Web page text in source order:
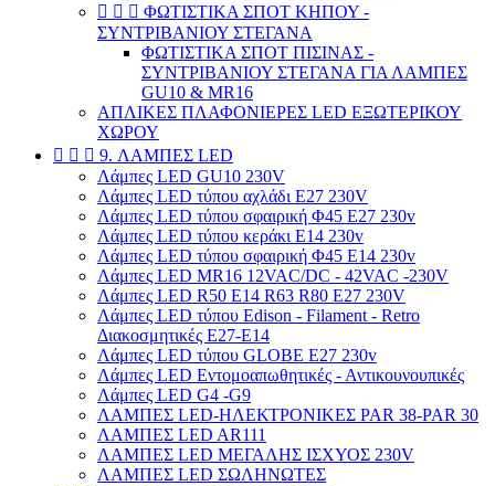
   ΦΩΤΙΣΤΙΚΑ ΣΠΟΤ ΚΗΠΟΥ -
ΣΥΝΤΡΙΒΑΝΙΟΥ ΣΤΕΓΑΝΑ
ΦΩΤΙΣΤΙΚΑ ΣΠΟΤ ΠΙΣΙΝΑΣ -
ΣΥΝΤΡΙΒΑΝΙΟΥ ΣΤΕΓΑΝΑ ΓΙΑ ΛΑΜΠΕΣ
GU10 & MR16
ΑΠΛΙΚΕΣ ΠΛΑΦΟΝΙΕΡΕΣ LED ΕΞΩΤΕΡΙΚΟΥ
ΧΩΡΟΥ
   9. ΛΑΜΠΕΣ LED
Λάμπες LED GU10 230V
Λάμπες LED τύπου αχλάδι E27 230V
Λάμπες LED τύπου σφαιρική Φ45 E27 230v
Λάμπες LED τύπου κεράκι E14 230v
Λάμπες LED τύπου σφαιρική Φ45 E14 230v
Λάμπες LED MR16 12VAC/DC - 42VAC -230V
Λάμπες LED R50 Ε14 R63 R80 E27 230V
Λάμπες LED τύπου Edison - Filament - Retro
Διακοσμητικές E27-E14
Λάμπες LED τύπου GLOBE E27 230v
Λάμπες LED Εντομοαπωθητικές - Αντικουνουπικές
Λάμπες LED G4 -G9
ΛΑΜΠΕΣ LED-ΗΛΕΚΤΡΟΝΙΚΕΣ PAR 38-PAR 30
ΛΑΜΠΕΣ LED AR111
ΛΑΜΠΕΣ LED ΜΕΓΑΛΗΣ ΙΣΧΥΟΣ 230V
ΛΑΜΠΕΣ LED ΣΩΛΗΝΩΤΕΣ